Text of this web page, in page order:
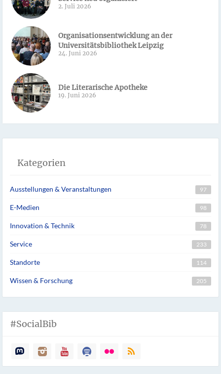
2. Juli 2026
Organisationsentwicklung an der
Universitätsbibliothek Leipzig
24. Juni 2026
Die Literarische Apotheke
19. Juni 2026
Kategorien
Ausstellungen & Veranstaltungen 97
E-Medien 98
Innovation & Technik 78
Service 233
Standorte 114
Wissen & Forschung 205
#SocialBib